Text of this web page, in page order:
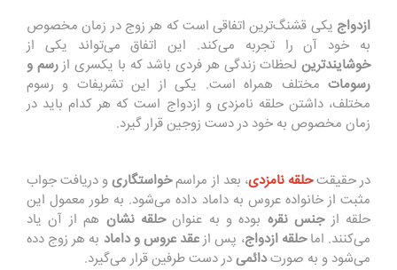
ازدواج یکی قشنگ‌ترین اتفاقی است که هر زوج در زمان مخصوص
به خود آن را تجربه می‌کند. این اتفاق می‌تواند یکی از
خوشایندترین لحظات زندگی هر فردی باشد که با یکسری ازرسم و
رسومات مختلف همراه است. یکی از این تشریفات و رسوم
مختلف، داشتن حلقه نامزدی و ازدواج است که هر کدام باید در
زمان مخصوص به خود در دست زوجین قرار گیرد.
در حقیقتحلقه نامزدی، بعد از مراسمخواستگاریو دریافت جواب
مثبت از خانواده عروس به داماد داده می‌شود. به طور معمول این
حلقه ازجنس نقره بوده و به عنوانحلقه نشان هم از آن یاد
می‌کنند. اماحلقه ازدواج، پس ازعقد عروس و داماد به هر زوج دده
می‌شود و به صورتدائمیدر دست طرفین قرار می‌گیرد.